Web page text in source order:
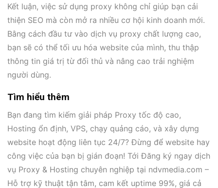
Kết luận, việc sử dụng proxy không chỉ giúp bạn cải
thiện SEO mà còn mở ra nhiều cơ hội kinh doanh mới.
Bằng cách đầu tư vào dịch vụ proxy chất lượng cao,
bạn sẽ có thể tối ưu hóa website của mình, thu thập
thông tin giá trị từ đối thủ và nâng cao trải nghiệm
người dùng.
Tìm hiểu thêm
Bạn đang tìm kiếm giải pháp Proxy tốc độ cao,
Hosting ổn định, VPS, chạy quảng cáo, và xây dựng
website hoạt động liên tục 24/7? Đừng để website hay
công việc của bạn bị gián đoạn! Tới Đăng ký ngay dịch
vụ Proxy & Hosting chuyên nghiệp tại ndvmedia.com –
Hỗ trợ kỹ thuật tận tâm, cam kết uptime 99%, giá cả